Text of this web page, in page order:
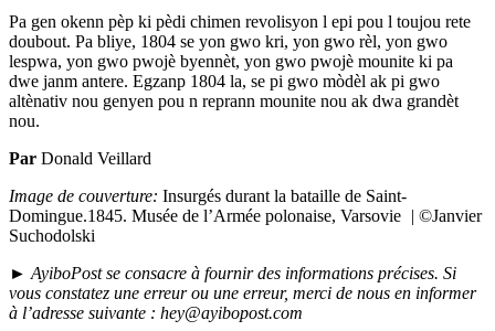
Pa gen okenn pèp ki pèdi chimen revolisyon l epi pou l toujou rete
doubout. Pa bliye, 1804 se yon gwo kri, yon gwo rèl, yon gwo
lespwa, yon gwo pwojè byennèt, yon gwo pwojè mounite ki pa
dwe janm antere. Egzanp 1804 la, se pi gwo mòdèl ak pi gwo
altènativ nou genyen pou n reprann mounite nou ak dwa grandèt
nou.
Par Donald Veillard
Image de couverture: Insurgés durant la bataille de Saint-
Domingue.1845. Musée de l’Armée polonaise, Varsovie | ©Janvier
Suchodolski
► AyiboPost se consacre à fournir des informations précises. Si
vous constatez une erreur ou une erreur, merci de nous en informer
à l’adresse suivante : hey@ayibopost.com